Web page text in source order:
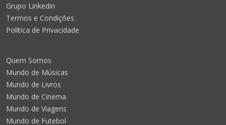
Grupo Linkedin
Termos e Condições
Política de Privacidade
Quem Somos
Mundo de Músicas
Mundo de Livros
Mundo de Cinema
Mundo de Viagens
Mundo de Futebol